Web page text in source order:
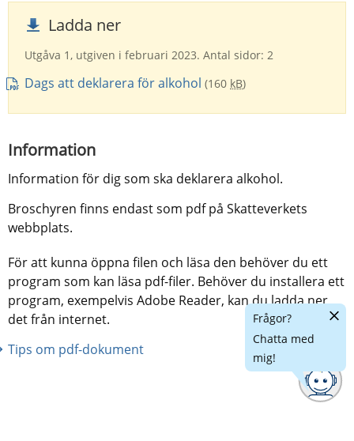
Ladda ner
Utgåva 1, utgiven i februari 2023. Antal sidor: 2
Dags att deklarera för alkohol (160 kB)
Information
Information för dig som ska deklarera alkohol.
Broschyren finns endast som pdf på Skatteverkets
webbplats.
För att kunna öppna filen och läsa den behöver du ett
program som kan läsa pdf-filer. Behöver du installera ett
program, exempelvis Adobe Reader, kan du ladda ner
det från internet.
Tips om pdf-dokument
Frågor?
Chatta med
mig!
Dölj